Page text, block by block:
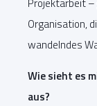
Organisation,
wandelndes
Wie sieht es
aus?